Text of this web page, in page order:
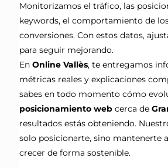
Monitorizamos el tráfico, las
keywords, el comportamiento de
conversiones. Con estos datos,
para seguir mejorando.
En Online Vallès, te entregamos
métricas reales y explicaciones
sabes en todo momento cómo
posicionamiento web cerca de
resultados estás obteniendo.
solo posicionarte, sino mantenerte
crecer de forma sostenible.